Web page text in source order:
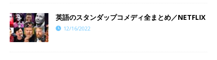
英語のスタンダップコメディ全まとめ／NETFLIX
12/16/2022